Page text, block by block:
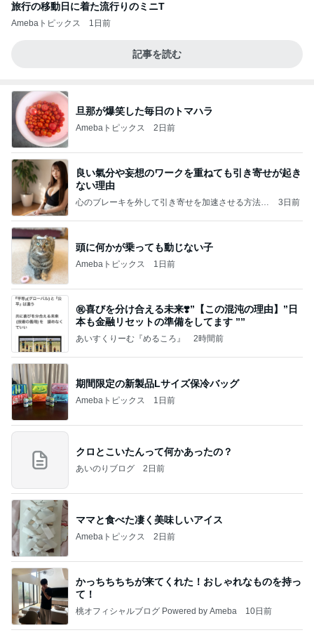
旅行の移動日に着た流行りのミニT
Amebaトピックス 1日前
記事を読む
旦那が爆笑した毎日のトマハラ
Amebaトピックス 2日前
良い氣分や妄想のワークを重ねても引き寄せが起き
ない理由
心のブレーキを外して引き寄せを加速させる方法：
3日前
頭に何かが乗っても動じない子
Amebaトピックス 1日前
㊗️喜びを分け合える未来❣️”【この混沌の理由】”⽇
本も⾦融リセットの準備をしてます ””
あいすくりーむ『めるころ』 2時間前
期間限定の新製品Lサイズ保冷バッグ
Amebaトピックス 1日前
クロとこいたんって何かあったの？
あいのりブログ 2日前
ママと食べた凄く美味しいアイス
Amebaトピックス 2日前
かっちちちちが来てくれた！おしゃれなものを持っ
て！
桃オフィシャルブログ Powered by Ameba 10日前